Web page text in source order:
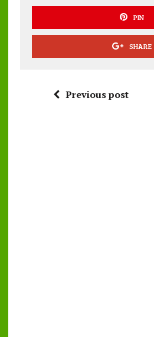
PIN
SHARE
Previous post